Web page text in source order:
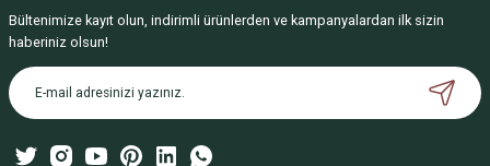
Ürün resmi kalitesiz, bozuk veya görüntülenemiyor.
Ürün açıklamasında eksik bilgiler bulunuyor.
Ürün bilgilerinde hatalar bulunuyor.
Bu ürüne benzer farklı alternatifler olmalı.
Bültenimize kayıt olun, indirimli ürünlerden ve kampanyalardan ilk sizin
haberiniz olsun!